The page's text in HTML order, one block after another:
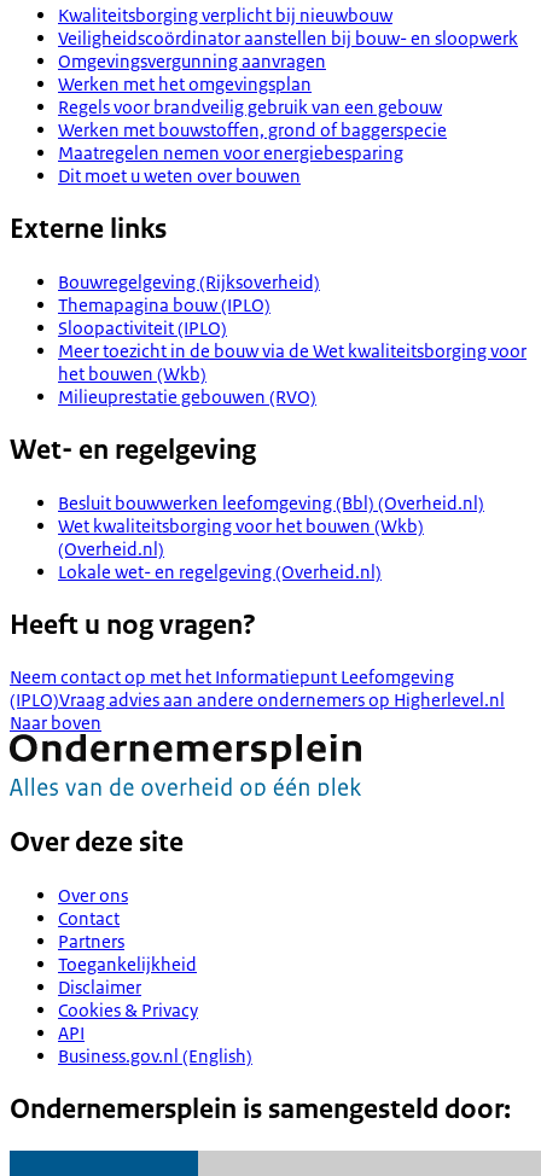
Kwaliteitsborging verplicht bij nieuwbouw
Veiligheidscoördinator aanstellen bij bouw- en sloopwerk
Omgevingsvergunning aanvragen
Werken met het omgevingsplan
Regels voor brandveilig gebruik van een gebouw
Werken met bouwstoffen, grond of baggerspecie
Maatregelen nemen voor energiebesparing
Dit moet u weten over bouwen
Externe links
Bouwregelgeving (Rijksoverheid)
Themapagina bouw (IPLO)
Sloopactiviteit (IPLO)
Meer toezicht in de bouw via de Wet kwaliteitsborging voor
het bouwen (Wkb)
Milieuprestatie gebouwen (RVO)
Wet- en regelgeving
Besluit bouwwerken leefomgeving (Bbl) (Overheid.nl)
Wet kwaliteitsborging voor het bouwen (Wkb)
(Overheid.nl)
Lokale wet- en regelgeving (Overheid.nl)
Heeft u nog vragen?
Neem contact op met het Informatiepunt Leefomgeving
(IPLO)Vraag advies aan andere ondernemers op Higherlevel.nl
Naar boven
Over deze site
Over ons
Contact
Partners
Toegankelijkheid
Disclaimer
Cookies & Privacy
API
Business.gov.nl (English)
Ondernemersplein is samengesteld door: